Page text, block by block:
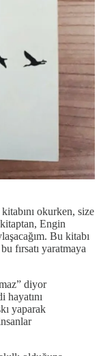
kitabını okurken, size
Engin
Bu kitabı
fırsatı yaratmaya
diyor
yaparak